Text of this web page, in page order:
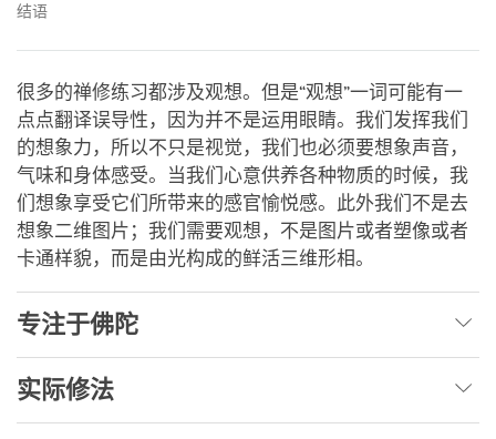
结语
很多的禅修练习都涉及观想。但是“观想”一词可能有一
点点翻译误导性，因为并不是运用眼睛。我们发挥我们
的想象力，所以不只是视觉，我们也必须要想象声音，
气味和身体感受。当我们心意供养各种物质的时候，我
们想象享受它们所带来的感官愉悦感。此外我们不是去
想象二维图片；我们需要观想，不是图片或者塑像或者
卡通样貌，而是由光构成的鲜活三维形相。
专注于佛陀
实际修法